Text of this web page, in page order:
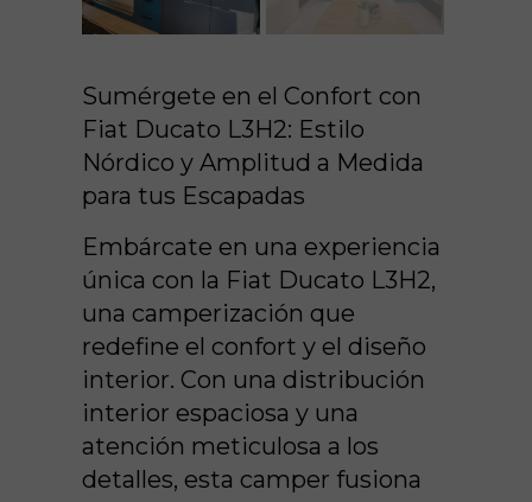
Sumérgete en el Confort con
Fiat Ducato L3H2: Estilo
Nórdico y Amplitud a Medida
para tus Escapadas
Embárcate en una experiencia
única con la Fiat Ducato L3H2,
una camperización que
redefine el confort y el diseño
interior. Con una distribución
interior espaciosa y una
atención meticulosa a los
detalles, esta camper fusiona